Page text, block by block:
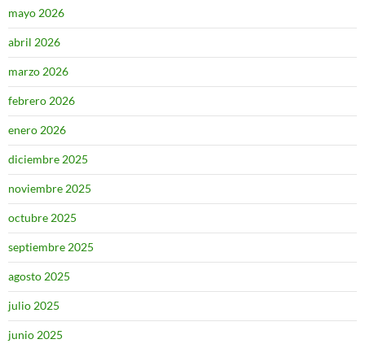
mayo 2026
abril 2026
marzo 2026
febrero 2026
enero 2026
diciembre 2025
noviembre 2025
octubre 2025
septiembre 2025
agosto 2025
julio 2025
junio 2025